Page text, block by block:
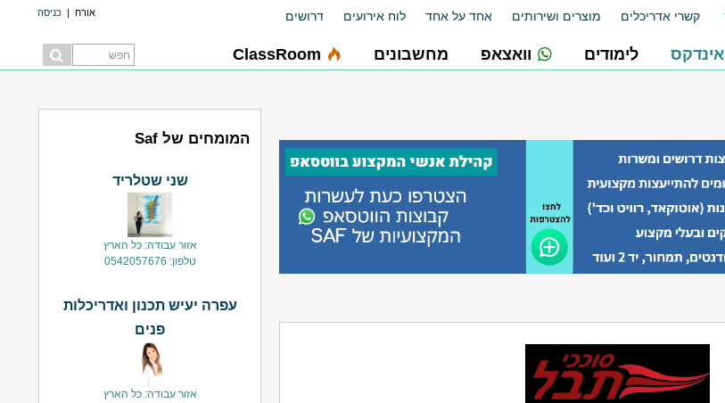
אורח | כניסה קשרי אדריכלים מוצרים ושירותים אחד על אחד לוח אירועים דרושים
אינדקס לימודים וואצאפ מחשבונים ClassRoom
המומחים של Saf
שני שטלריד
אזור עבודה: כל הארץ
טלפון: 0542057676
עפרה יעיש תכנון ואדריכלות
פנים
אזור עבודה: כל הארץ